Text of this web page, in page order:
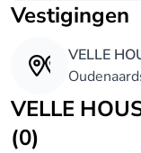
Bent u op zoek
of maatwerk
dit een
geven.
Vestigingen
VELLE
VELLE HOUSE OF ART-DECO reviews
(0)